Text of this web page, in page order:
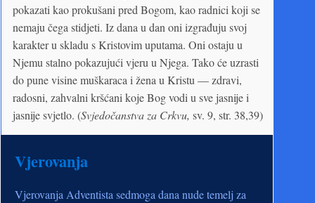
pokazati kao prokušani pred Bogom, kao radnici koji se
nemaju čega stidjeti. Iz dana u dan oni izgrađuju svoj
karakter u skladu s Kristovim uputama. Oni ostaju u
Njemu stalno pokazujući vjeru u Njega. Tako će uzrasti
do pune visine muškaraca i žena u Kristu — zdravi,
radosni, zahvalni kršćani koje Bog vodi u sve jasnije i
jasnije svjetlo. (Svjedočanstva za Crkvu, sv. 9, str. 38,39)
Vjerovanja
Vjerovanja Adventista sedmoga dana nude temelj za